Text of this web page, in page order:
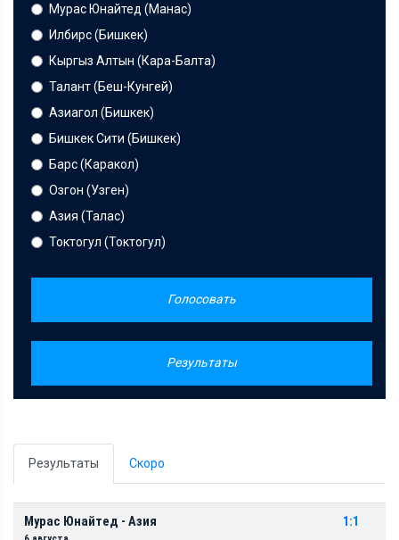
Мурас Юнайтед (Манас)
Илбирс (Бишкек)
Кыргыз Алтын (Кара-Балта)
Талант (Беш-Кунгей)
Азиагол (Бишкек)
Бишкек Сити (Бишкек)
Барс (Каракол)
Озгон (Узген)
Азия (Талас)
Токтогул (Токтогул)
Голосовать
Результаты
Результаты Скоро
Мурас Юнайтед - Азия 1:1